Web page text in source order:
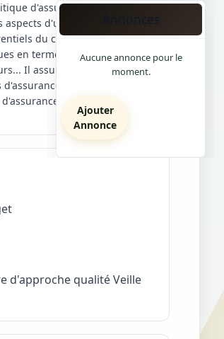
d'assurance qualité d'une
d'une production
du cahier des charges, il
en termes de qualité, à
Il assure ainsi la validation
qualité auprès des
qualité.
d'approche qualité Veille
Annonces
Aucune annonce pour le
moment.
Ajouter
Annonce